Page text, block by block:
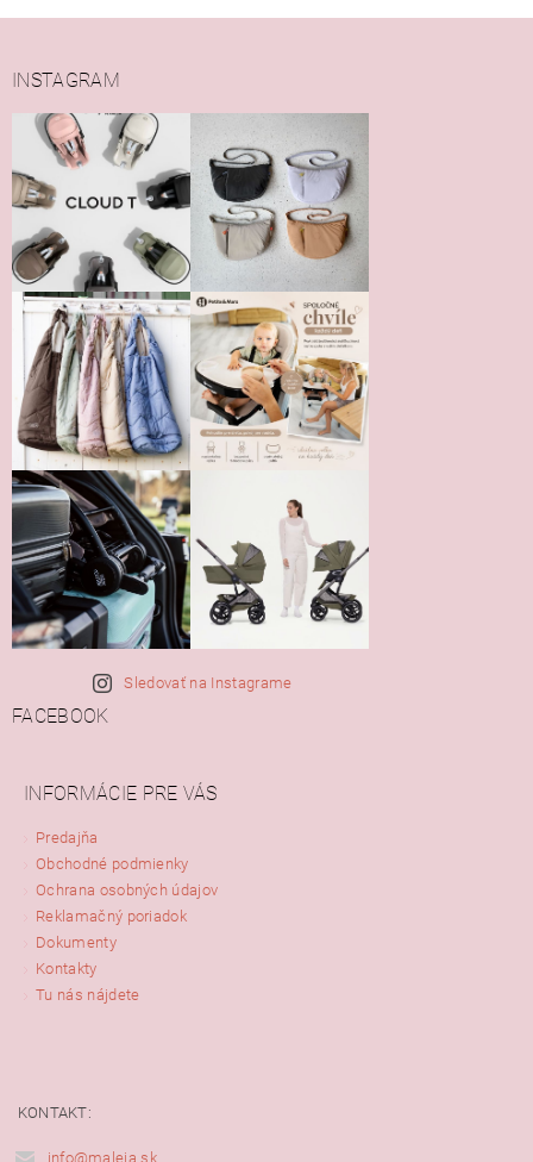
Vložením hodnotenie súhlasíte s
podmienkami ochrany
osobných údajov
INSTAGRAM
Sledovať na Instagrame
FACEBOOK
INFORMÁCIE PRE VÁS
Predajňa
Obchodné podmienky
Ochrana osobných údajov
Reklamačný poriadok
Dokumenty
Kontakty
Tu nás nájdete
KONTAKT:
info@maleja.sk